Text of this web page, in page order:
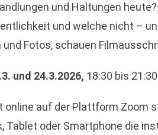
und Haltungen
und welche nicht –
Fotos, schauen
und 24.3.2026, 18:30 bis
online auf der Plattform Zoom
Tablet oder Smartphone die